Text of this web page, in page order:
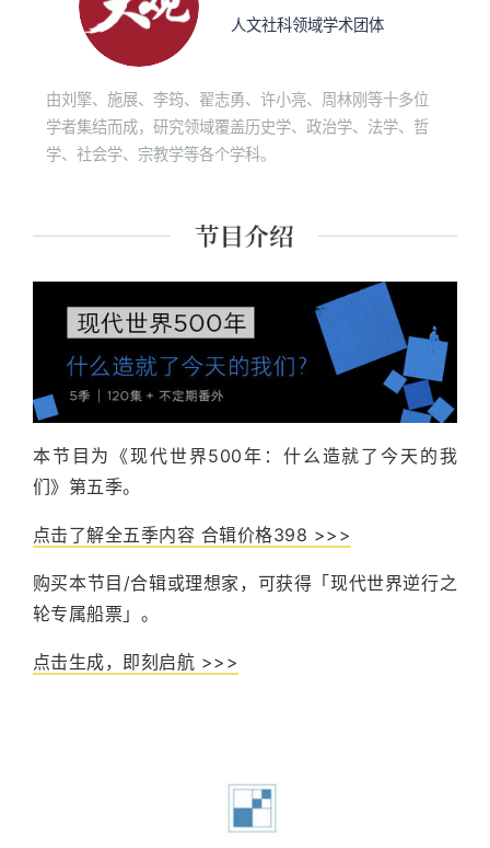
人文社科领域学术团体
由刘擎、施展、李筠、翟志勇、许小亮、周林刚等十多位
学者集结而成，研究领域覆盖历史学、政治学、法学、哲
学、社会学、宗教学等各个学科。
本节目为《现代世界500年：什么造就了今天的我
们》第五季。
点击了解全五季内容 合辑价格398 >>>
购买本节目/合辑或理想家，可获得「现代世界逆行之
轮专属船票」。
点击生成，即刻启航 >>>